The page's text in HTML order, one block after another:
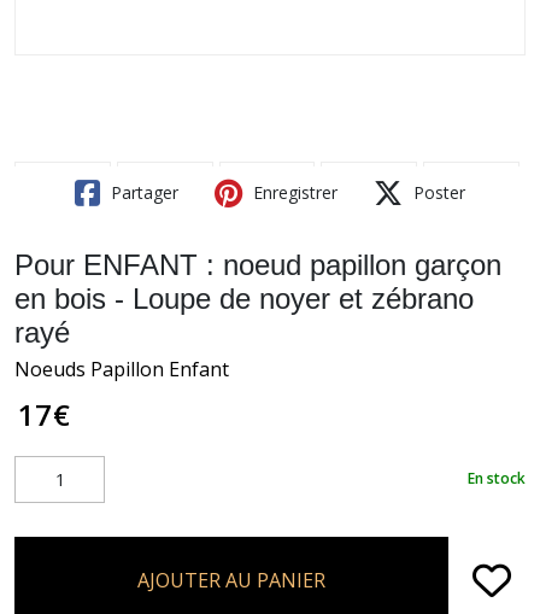
Partager Enregistrer Poster
Pour ENFANT : noeud papillon garçon
en bois - Loupe de noyer et zébrano
rayé
Noeuds Papillon Enfant
17€
En stock
AJOUTER AU PANIER